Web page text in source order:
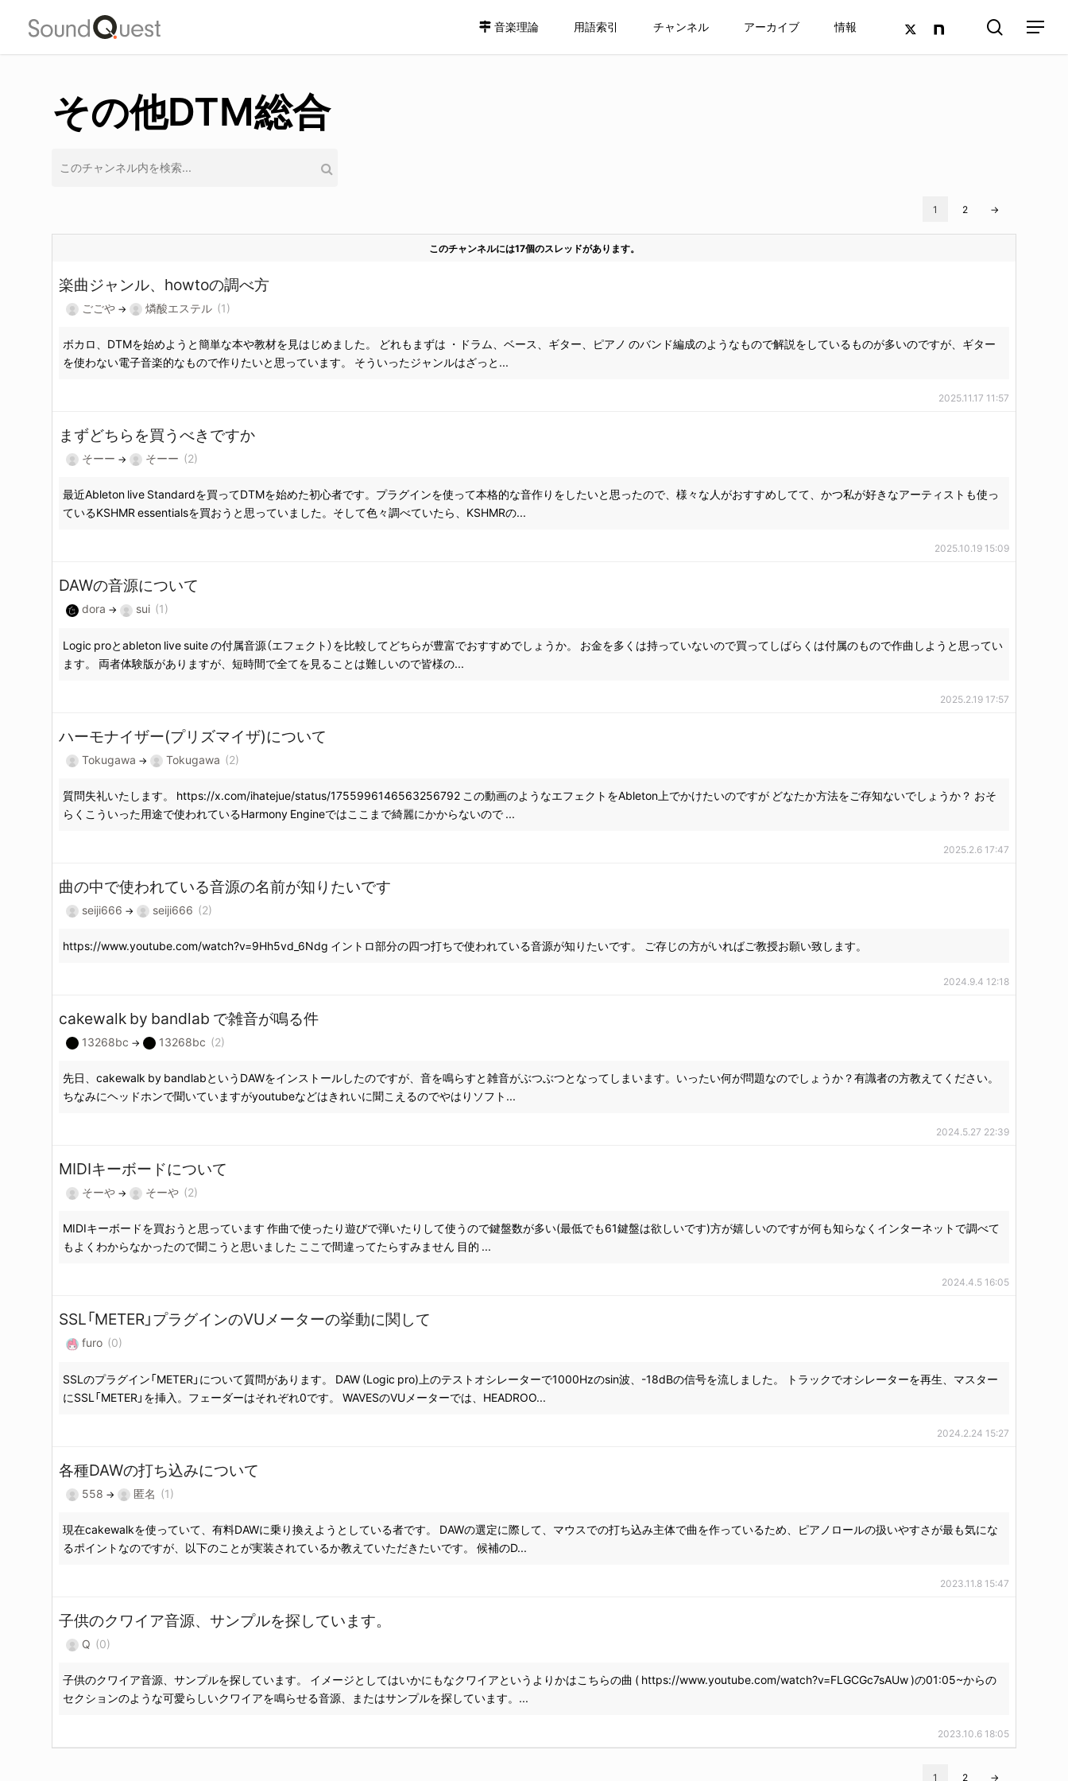
音楽理論 用語索引 チャンネル アーカイブ 情報 twitter
google-
search
Menu
その他DTM総合
1 2 →
このチャンネルには17個のスレッドがあります。
楽曲ジャンル、howtoの調べ方
ごごや → 燐酸エステル (1)
ボカロ、DTMを始めようと簡単な本や教材を見はじめました。 どれもまずは ・ドラム、ベース、ギター、ピアノ のバンド編成のようなもので解説をしているものが多いのですが、ギター
を使わない電子音楽的なもので作りたいと思っています。 そういったジャンルはざっと...
2025.11.17 11:57
まずどちらを買うべきですか
そーー → そーー (2)
最近Ableton live Standardを買ってDTMを始めた初心者です。プラグインを使って本格的な音作りをしたいと思ったので、様々な人がおすすめしてて、かつ私が好きなアーティストも使っ
ているKSHMR essentialsを買おうと思っていました。そして色々調べていたら、KSHMRの...
2025.10.19 15:09
DAWの音源について
dora → sui (1)
Logic proとableton live suite の付属音源（エフェクト）を比較してどちらが豊富でおすすめでしょうか。 お金を多くは持っていないので買ってしばらくは付属のもので作曲しようと思ってい
ます。 両者体験版がありますが、短時間で全てを見ることは難しいので皆様の...
2025.2.19 17:57
ハーモナイザー(プリズマイザ)について
Tokugawa → Tokugawa (2)
質問失礼いたします。 https://x.com/ihatejue/status/1755996146563256792 この動画のようなエフェクトをAbleton上でかけたいのですが どなたか方法をご存知ないでしょうか？ おそ
らくこういった用途で使われているHarmony Engineではここまで綺麗にかからないので ...
2025.2.6 17:47
曲の中で使われている音源の名前が知りたいです
seiji666 → seiji666 (2)
https://www.youtube.com/watch?v=9Hh5vd_6Ndg イントロ部分の四つ打ちで使われている音源が知りたいです。 ご存じの方がいればご教授お願い致します。
2024.9.4 12:18
cakewalk by bandlab で雑音が鳴る件
13268bc → 13268bc (2)
先日、cakewalk by bandlabというDAWをインストールしたのですが、音を鳴らすと雑音がぶつぶつとなってしまいます。いったい何が問題なのでしょうか？有識者の方教えてください。
ちなみにヘッドホンで聞いていますがyoutubeなどはきれいに聞こえるのでやはりソフト...
2024.5.27 22:39
MIDIキーボードについて
そーや → そーや (2)
MIDIキーボードを買おうと思っています 作曲で使ったり遊びで弾いたりして使うので鍵盤数が多い(最低でも61鍵盤は欲しいです)方が嬉しいのですが何も知らなくインターネットで調べて
もよくわからなかったので聞こうと思いました ここで間違ってたらすみません 目的 ...
2024.4.5 16:05
SSL「METER」プラグインのVUメーターの挙動に関して
furo (0)
SSLのプラグイン「METER」について質問があります。 DAW (Logic pro)上のテストオシレーターで1000Hzのsin波、-18dBの信号を流しました。 トラックでオシレーターを再生、マスター
にSSL「METER」を挿入。フェーダーはそれぞれ0です。 WAVESのVUメーターでは、HEADROO...
2024.2.24 15:27
各種DAWの打ち込みについて
558 → 匿名 (1)
現在cakewalkを使っていて、有料DAWに乗り換えようとしている者です。 DAWの選定に際して、マウスでの打ち込み主体で曲を作っているため、ピアノロールの扱いやすさが最も気にな
るポイントなのですが、以下のことが実装されているか教えていただきたいです。 候補のD...
2023.11.8 15:47
子供のクワイア音源、サンプルを探しています。
Q (0)
子供のクワイア音源、サンプルを探しています。 イメージとしてはいかにもなクワイアというよりかはこちらの曲 ( https://www.youtube.com/watch?v=FLGCGc7sAUw )の01:05~からの
セクションのような可愛らしいクワイアを鳴らせる音源、またはサンプルを探しています。...
2023.10.6 18:05
1 2 →